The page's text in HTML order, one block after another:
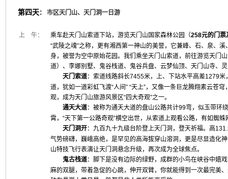
第四天： 市区天门山、天门洞一日游
上 午： 乘车赴天门山索道下站，游览天门山国家森林公园（258元的门票
“武陵之魂”之称，更有湘西第一神山的美誉，它兼峰、石、泉、
身，被誉为空中原始花园。我们乘坐天门山索道，前往游览天门
道）、李娜别墅、鬼谷栈道、鬼谷兵盘、云梦仙顶、天门山寺、
天门索道：索道线路斜长7455米，上、下站水平高差1279
道，犹如一道彩虹飞渡“人间” “天上”，又像一条巨龙腾翔素云苍
观，成为天门山旅游风景区“四大奇观”之一。
通天大道：被称为通天大道的盘山公路共计99弯，似玉带环
霄，“天下第一公路奇观”横空出世，从索道上观看公路，有如蜘
天门洞开：九百九十九级台阶登上天门洞，登天祈福。高
气势磅礴，巍峨高绝，是罕见的高海拔穿山溶洞，更是尽显造化
山特技飞行表演让天门洞悬念升级，再次成为全球焦点。
鬼古栈道：脚下是没有边际的绿野，成群的小鸟在峡谷中嬉
麻的双腿，带着急促的心跳，伸开双臂，你就能得到一次最完美